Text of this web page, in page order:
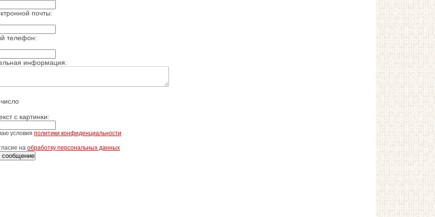
почты:
телефон:
информация:
с картинки:
условия политики конфиденциальности
на обработку персональных данных
сообщение